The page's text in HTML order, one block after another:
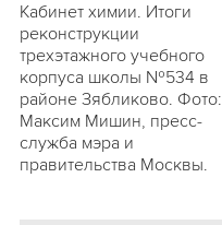
Кабинет химии. Итоги
реконструкции
трехэтажного учебного
корпуса школы №534 в
районе Зябликово. Фото:
Максим Мишин, пресс-
служба мэра и
правительства Москвы.